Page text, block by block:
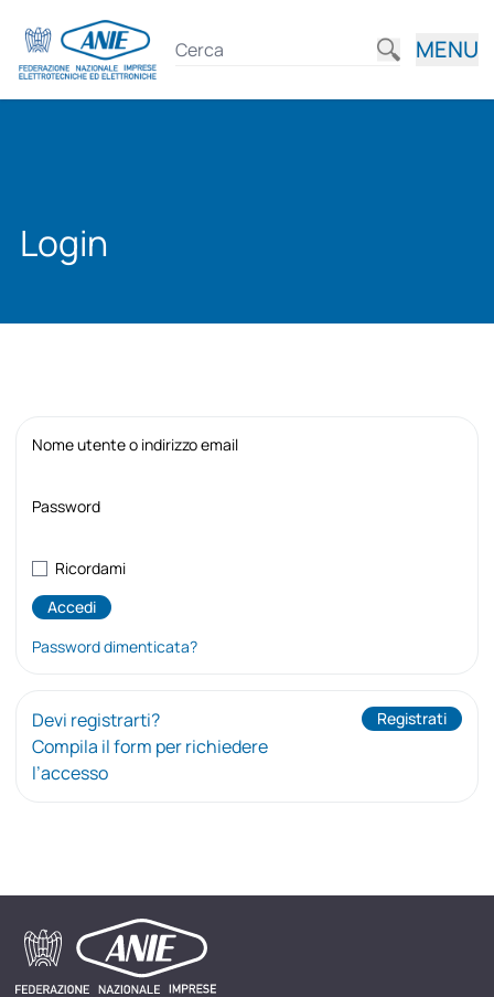
MENU
Login
Nome utente o indirizzo email
Password
Ricordami
Password dimenticata?
Devi registrarti?
Compila il form per richiedere
l’accesso
Registrati